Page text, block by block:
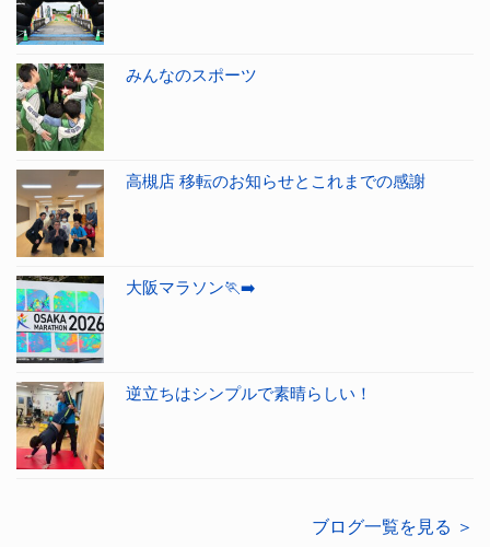
みんなのスポーツ
高槻店 移転のお知らせとこれまでの感謝
大阪マラソン🏃‍➡️
逆立ちはシンプルで素晴らしい！
ブログ一覧を見る ＞